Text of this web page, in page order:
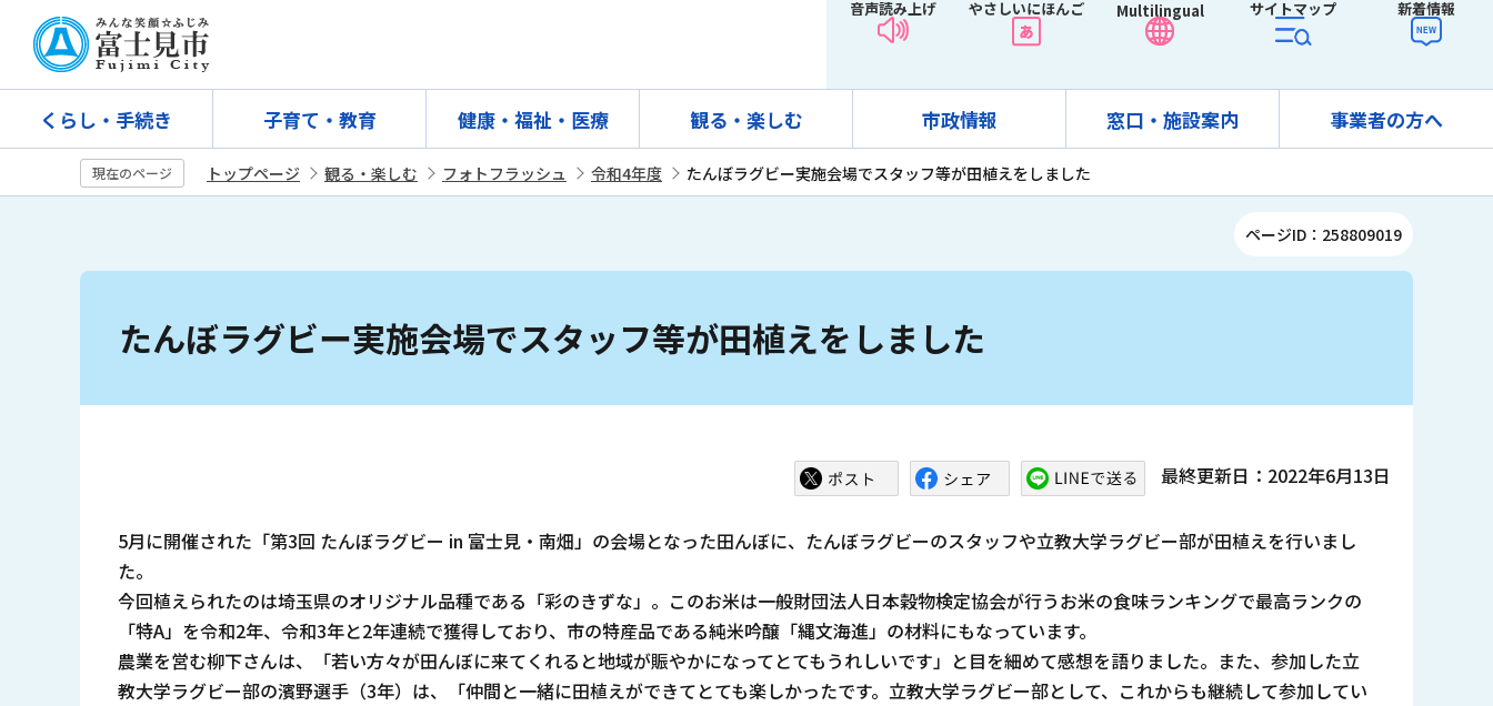
先
音声読み上げ やさしいにほんご Multilingual サイトマップ 新着情報
くらし・手続き 子育て・教育 健康・福祉・医療 観る・楽しむ 市政情報 窓口・施設案内 事業者の方へ
現在のページ トップページ 観る・楽しむ フォトフラッシュ 令和4年度 たんぼラグビー実施会場でスタッフ等が田植えをしました
ページID：258809019
たんぼラグビー実施会場でスタッフ等が田植えをしました
最終更新日：2022年6月13日
5月に開催された「第3回 たんぼラグビー in 富士見・南畑」の会場となった田んぼに、たんぼラグビーのスタッフや立教大学ラグビー部が田植えを行いまし
た。
今回植えられたのは埼玉県のオリジナル品種である「彩のきずな」。このお米は一般財団法人日本穀物検定協会が行うお米の食味ランキングで最高ランクの
「特A」を令和2年、令和3年と2年連続で獲得しており、市の特産品である純米吟醸「縄文海進」の材料にもなっています。
農業を営む柳下さんは、「若い方々が田んぼに来てくれると地域が賑やかになってとてもうれしいです」と目を細めて感想を語りました。また、参加した立
教大学ラグビー部の濱野選手（3年）は、「仲間と一緒に田植えができてとても楽しかったです。立教大学ラグビー部として、これからも継続して参加してい